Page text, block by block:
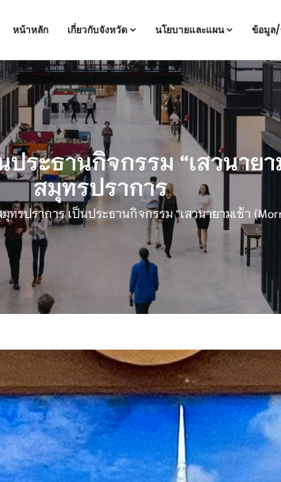
หน้าหลัก เกี่ยวกับจังหวัด นโยบายและแผน ข้อมูล/
ะธานกิจกรรม “เสวนายา
สมุทรปราการ
ทรปราการ เป็นประธานกิจกรรม “เสวนายามเช้า